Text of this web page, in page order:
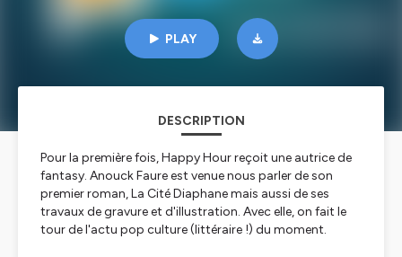
PLAY
DESCRIPTION
Pour la première fois, Happy Hour reçoit une autrice de
fantasy. Anouck Faure est venue nous parler de son
premier roman, La Cité Diaphane mais aussi de ses
travaux de gravure et d'illustration. Avec elle, on fait le
tour de l'actu pop culture (littéraire !) du moment.